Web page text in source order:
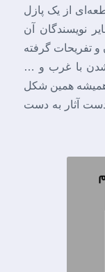
از یک پازل
نویسندگان آن
و تفریحات گرفته
با غرب و …
همین شکل
دست آثار به دست